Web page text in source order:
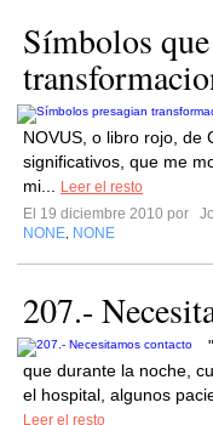
Símbolos
NOVUS, o libro rojo, de
significativos, que me
mi...
Leer el resto
El 19 diciembre 2010 por
NONE NONE
207.-
que durante la noche,
el hospital, algunos
Leer el resto